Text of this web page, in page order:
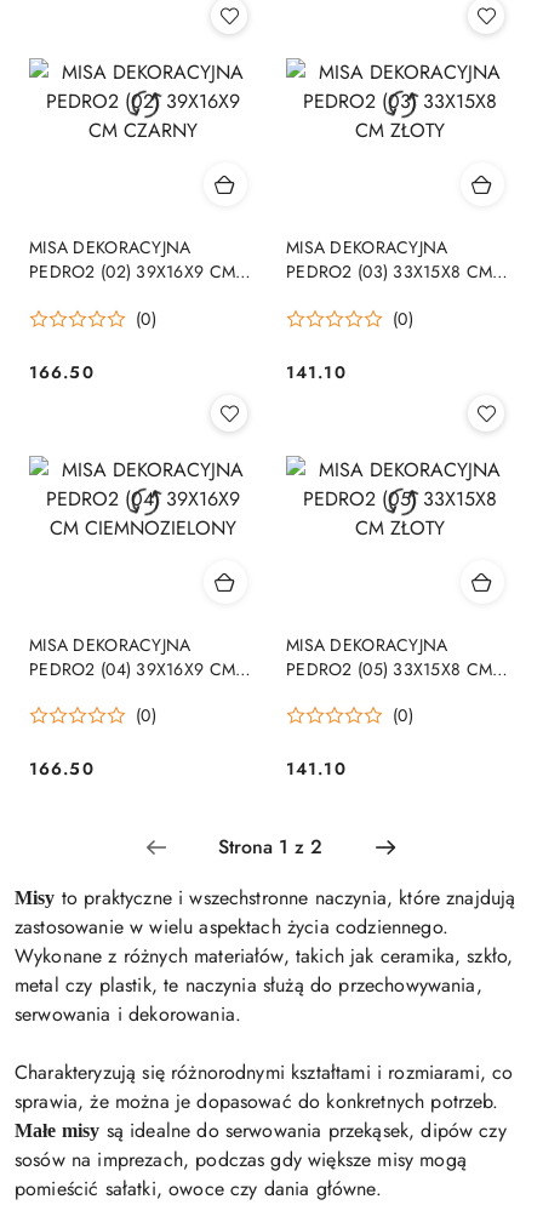
MISA DEKORACYJNA
PEDRO2 (02) 39X16X9 CM
(0)
Cena:
166.50
MISA DEKORACYJNA
PEDRO2 (03) 33X15X8 CM
(0)
Cena:
141.10
MISA DEKORACYJNA
PEDRO2 (04) 39X16X9 CM
(0)
Cena:
166.50
MISA DEKORACYJNA
PEDRO2 (05) 33X15X8 CM
(0)
Cena:
141.10
Misy to praktyczne i wszechstronne naczynia, które znajdują
zastosowanie w wielu aspektach życia codziennego.
Wykonane z różnych materiałów, takich jak ceramika, szkło,
metal czy plastik, te naczynia służą do przechowywania,
serwowania i dekorowania.
Charakteryzują się różnorodnymi kształtami i rozmiarami, co
sprawia, że można je dopasować do konkretnych potrzeb.
Małe misy są idealne do serwowania przekąsek, dipów czy
sosów na imprezach, podczas gdy większe misy mogą
pomieścić sałatki, owoce czy dania główne.